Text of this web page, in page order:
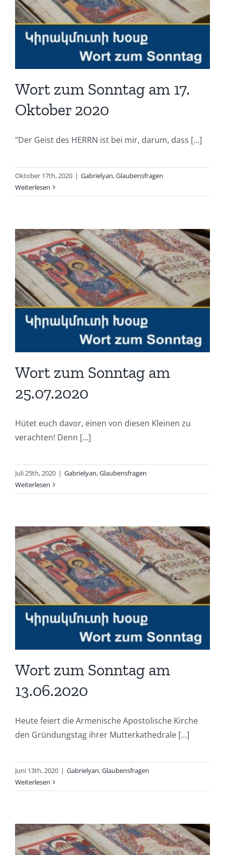
Wort zum Sonntag am 17.
Oktober 2020
"Der Geist des HERRN ist bei mir, darum, dass [...]
Oktober 17th, 2020 | Gabrielyan,Glaubensfragen
Weiterlesen
Wort zum Sonntag am
25.07.2020
Hütet euch davor, einen von diesen Kleinen zu
verachten! Denn [...]
Juli 25th, 2020 | Gabrielyan,Glaubensfragen
Weiterlesen
Wort zum Sonntag am
13.06.2020
Heute feiert die Armenische Apostolische Kirche
den Gründungstag ihrer Mutterkathedrale [...]
Juni 13th, 2020 | Gabrielyan,Glaubensfragen
Weiterlesen